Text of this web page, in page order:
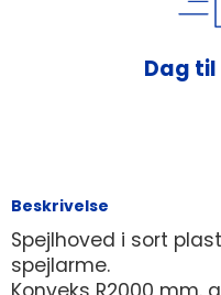
Dag
Beskrivelse
Spejlhoved i sort
spejlarme.